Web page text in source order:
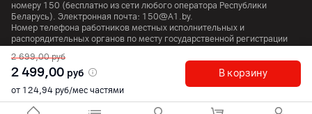
2 699,00 руб
2 499,00 руб
от 124,94 руб/мес частями
В корзину
Графический ускоритель
4-ядерный
Особенности
Система Neural Engine
Аккумулятор
номеру 150 (бесплатно из сети любого оператора Республики
Беларусь). Электронная почта: 150@A1.by.
Номер телефона работников местных исполнительных и
распорядительных органов по месту государственной регистрации
рассматривать обращения покупателей:
+375 17 374 01 46.
© 2026 Унитарное предприятие «А1». Все права защищены.
A1 Austria
A1 Croatia A1 Bulgaria A1 Macedonia A1 Slovenia